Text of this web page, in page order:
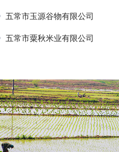
五常市玉源谷物有限公司
五常市粟秋米业有限公司